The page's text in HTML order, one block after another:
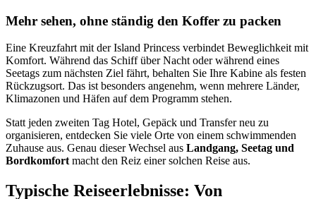
Mehr sehen, ohne ständig den Koffer zu packen
Eine Kreuzfahrt mit der Island Princess verbindet Beweglichkeit mit
Komfort. Während das Schiff über Nacht oder während eines
Seetags zum nächsten Ziel fährt, behalten Sie Ihre Kabine als festen
Rückzugsort. Das ist besonders angenehm, wenn mehrere Länder,
Klimazonen und Häfen auf dem Programm stehen.
Statt jeden zweiten Tag Hotel, Gepäck und Transfer neu zu
organisieren, entdecken Sie viele Orte von einem schwimmenden
Zuhause aus. Genau dieser Wechsel aus Landgang, Seetag und
Bordkomfortmacht den Reiz einer solchen Reise aus.
Typische Reiseerlebnisse: Von